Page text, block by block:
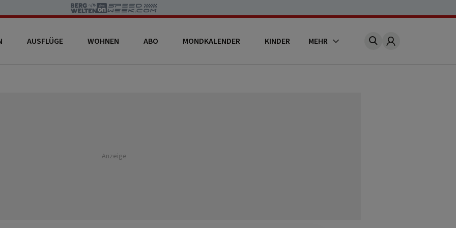
AUSFLÜGE WOHNEN ABO MONDKALENDER KINDER MEHR Account
Anzeige